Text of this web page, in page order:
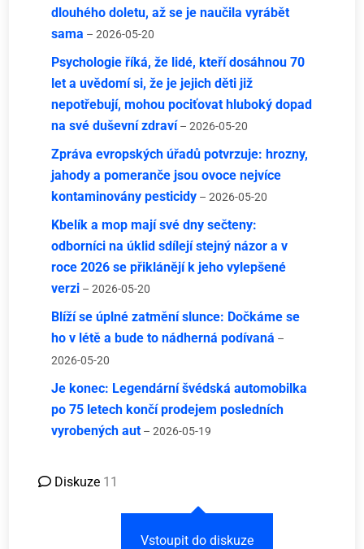
dlouhého doletu, až se je naučila vyrábět
sama – 2026-05-20
Psychologie říká, že lidé, kteří dosáhnou 70
let a uvědomí si, že je jejich děti již
nepotřebují, mohou pociťovat hluboký dopad
na své duševní zdraví – 2026-05-20
Zpráva evropských úřadů potvrzuje: hrozny,
jahody a pomeranče jsou ovoce nejvíce
kontaminovány pesticidy – 2026-05-20
Kbelík a mop mají své dny sečteny:
odborníci na úklid sdílejí stejný názor a v
roce 2026 se přiklánějí k jeho vylepšené
verzi – 2026-05-20
Blíží se úplné zatmění slunce: Dočkáme se
ho v létě a bude to nádherná podívaná –
2026-05-20
Je konec: Legendární švédská automobilka
po 75 letech končí prodejem posledních
vyrobených aut – 2026-05-19
Diskuze 11
Vstoupit do diskuze